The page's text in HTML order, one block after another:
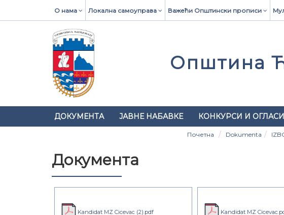
О нама Локална самоуправа Важећи Општински прописи
Општина
ДОКУМЕНТА ЈАВНЕ НАБАВКЕ КОНКУРСИ И ОГЛАСИ
Почетна Dokumenta
Документа
Kandidat MZ Cicevac (2).pdf Kandidat MZ